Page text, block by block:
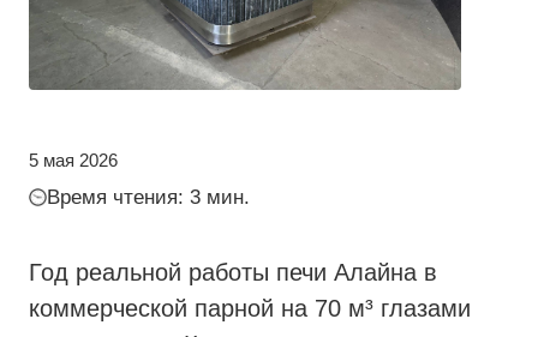
5 мая 2026
Время чтения: 3 мин.
Год реальной работы печи Алайна в
коммерческой парной на 70 м³ глазами